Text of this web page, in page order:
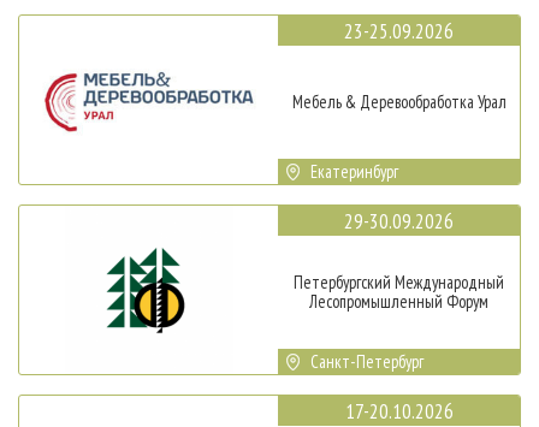
23-25.09.2026
Мебель & Деревообработка Урал
Екатеринбург
29-30.09.2026
Петербургский Международный
Лесопромышленный Форум
Санкт-Петербург
17-20.10.2026